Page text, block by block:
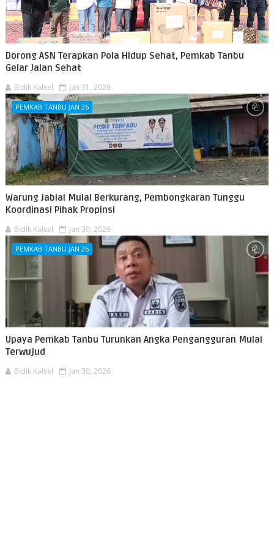
Dorong ASN Terapkan Pola Hidup Sehat, Pemkab Tanbu
Gelar Jalan Sehat
Bidik Kalsel Jan 31, 2026
PEMKAB TANBU JAN 26
Warung Jablai Mulai Berkurang, Pembongkaran Tunggu
Koordinasi Pihak Propinsi
Bidik Kalsel Jan 30, 2026
PEMKAB TANBU JAN 26
Upaya Pemkab Tanbu Turunkan Angka Pengangguran Mulai
Terwujud
Bidik Kalsel Jan 30, 2026